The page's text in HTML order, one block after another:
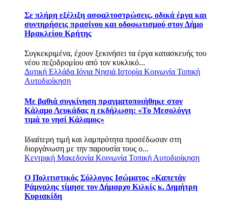
Σε πλήρη εξέλιξη ασφαλτοστρώσεις, οδικά έργα και
συντηρήσεις πρασίνου και οδοφωτισμού στον Δήμο
Ηρακλείου Κρήτης
Συγκεκριμένα, έχουν ξεκινήσει τα έργα κατασκευής του
νέου πεζοδρομίου από τον κυκλικό...
Δυτική Ελλάδα Ιόνια Νησιά Ιστορία Κοινωνία Τοπική
Αυτοδιοίκηση
Με βαθιά συγκίνηση πραγματοποιήθηκε στον
Κάλαμο Λευκάδας η εκδήλωση: «Το Μεσολόγγι
τιμά το νησί Κάλαμος»
Ιδιαίτερη τιμή και λαμπρότητα προσέδωσαν στη
διοργάνωση με την παρουσία τους ο...
Κεντρική Μακεδονία Κοινωνία Τοπική Αυτοδιοίκηση
Ο Πολιτιστικός Σύλλογος Ισώματος «Καπετάν
Ράμναλης τίμησε τον Δήμαρχο Κιλκίς κ. Δημήτρη
Κυριακίδη